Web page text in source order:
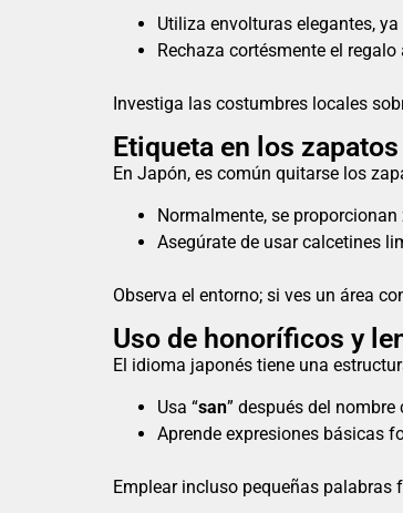
Utiliza envolturas elegantes,
Rechaza cortésmente el
Investiga las costumbres locales
Etiqueta en los zapatos
En Japón, es común quitarse los
Normalmente, se
Asegúrate de usar calcetines
Observa el entorno; si ves un área
Uso de honoríficos y
El idioma japonés tiene una
Usa “san” después del
Aprende expresiones básicas
Emplear incluso pequeñas